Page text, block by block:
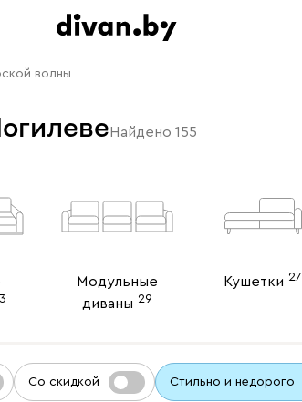
волны
Найдено 155
Модульные
диваны 29
Кушетки 27
Со скидкой Стильно и недорого